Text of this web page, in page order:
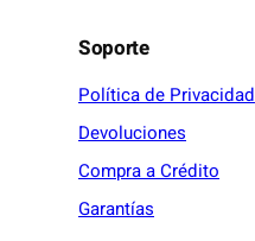
Soporte
Política de Privacidad
Devoluciones
Compra a Crédito
Garantías